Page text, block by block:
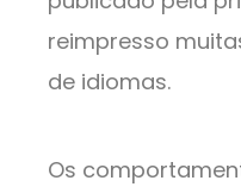
reimpresso
de idiomas.
Os